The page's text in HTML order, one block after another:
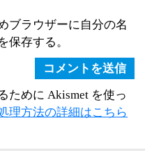
ブラウザーに自分の名
保存する。
ために Akismet を使っ
理方法の詳細はこちら